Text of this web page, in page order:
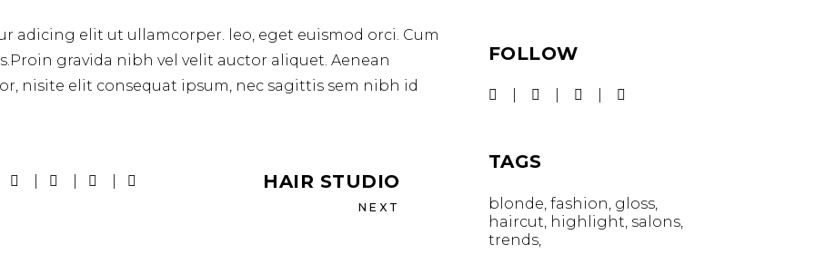
adicing elit ut ullamcorper. leo, eget euismod orci. Cum
gravida nibh vel velit auctor aliquet. Aenean
nisite elit consequat ipsum, nec sagittis sem nibh id
HAIR STUDIO
NEXT
FOLLOW
TAGS
blonde fashion gloss
haircut highlight salons
trends